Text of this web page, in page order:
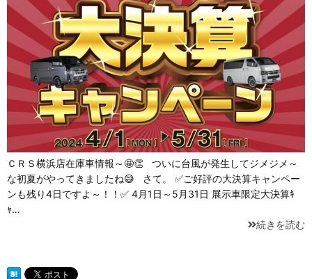
ＣＲＳ横浜店在庫車情報～🤩👏 ついに台風が発生してジメジメ～
な初夏がやってきましたね😅 さて。 ✅ご好評の大決算キャンペー
ンも残り4日ですよ～！！✅ 4月1日～5月31日 展示車限定大決算ｷ
ｬ…
続きを読む